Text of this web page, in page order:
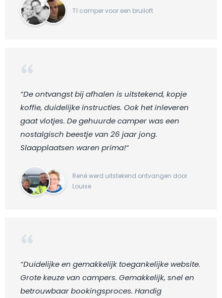
T1 camper voor een bruiloft
“De ontvangst bij afhalen is uitstekend, kopje
koffie, duidelijke instructies. Ook het inleveren
gaat vlotjes. De gehuurde camper was een
nostalgisch beestje van 26 jaar jong.
Slaapplaatsen waren prima!“
René werd uitstekend ontvangen door
Louise
“Duidelijke en gemakkelijk toegankelijke website.
Grote keuze van campers. Gemakkelijk, snel en
betrouwbaar bookingsproces. Handig